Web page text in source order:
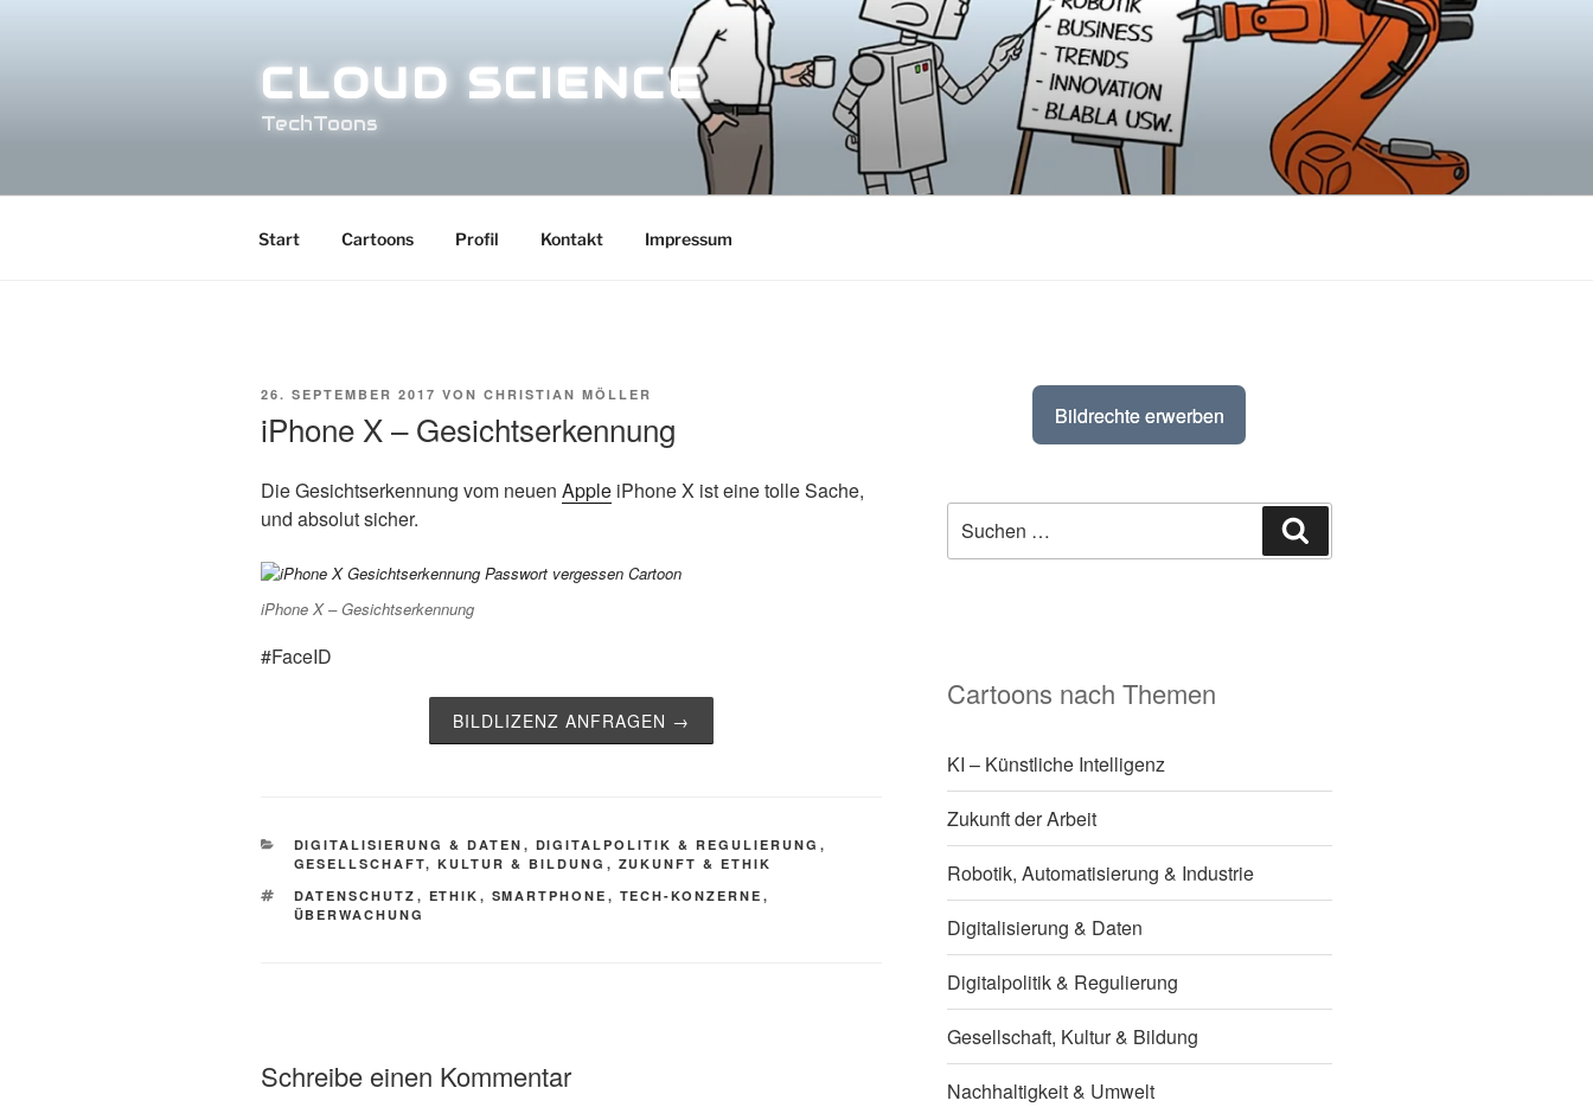
CLOUD SCIENCE
TechToons
Start Cartoons Profil Kontakt Impressum
VERÖFFENTLICHT
26. SEPTEMBER 2017 VON CHRISTIAN MÖLLER
iPhone X – Gesichtserkennung
Die Gesichtserkennung vom neuen Apple iPhone X ist eine tolle Sache,
und absolut sicher.
iPhone X – Gesichtserkennung
#FaceID
BILDLIZENZ ANFRAGEN →
KATEGORIEN
DIGITALISIERUNG & DATEN , DIGITALPOLITIK & REGULIERUNG ,
GESELLSCHAFT, KULTUR & BILDUNG , ZUKUNFT & ETHIK
SCHLAGWÖRTER
DATENSCHUTZ , ETHIK , SMARTPHONE , TECH-KONZERNE ,
ÜBERWACHUNG
Schreibe einen Kommentar
Bildrechte erwerben
nach:
Cartoons nach Themen
KI – Künstliche Intelligenz
Zukunft der Arbeit
Robotik, Automatisierung & Industrie
Digitalisierung & Daten
Digitalpolitik & Regulierung
Gesellschaft, Kultur & Bildung
Nachhaltigkeit & Umwelt